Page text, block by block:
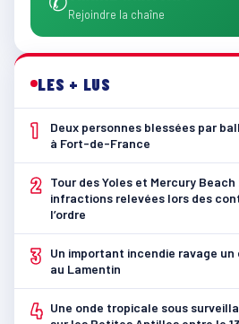
Rejoindre la chaîne
LES + LUS
1
Deux personnes blessées par
à Fort-de-France
2
Tour des Yoles et Mercury Beach
infractions relevées lors des
l’ordre
3
Un important incendie ravage un
au Lamentin
4 Une onde tropicale sous